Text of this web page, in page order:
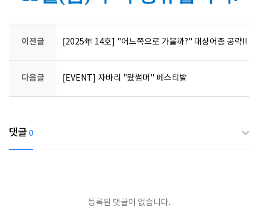
이전글 [2025年 14호] "어느쪽으로 가볼까?" 대상어종 공략!!
다음글 [EVENT] 자바리 "왔썸머" 페스티발
댓글 0
등록된 댓글이 없습니다.